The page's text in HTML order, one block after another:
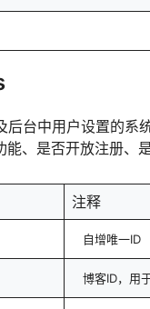
台中用户设置的系
、是否开放注册、
注释
自增唯一ID
博客ID，用